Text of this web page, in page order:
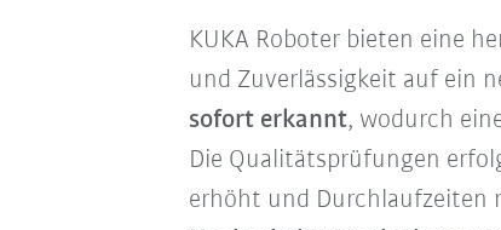
KUKA Roboter bieten eine
und Zuverlässigkeit auf ein
sofort erkannt, wodurch
Die Qualitätsprüfungen
erhöht und Durchlaufzeiten